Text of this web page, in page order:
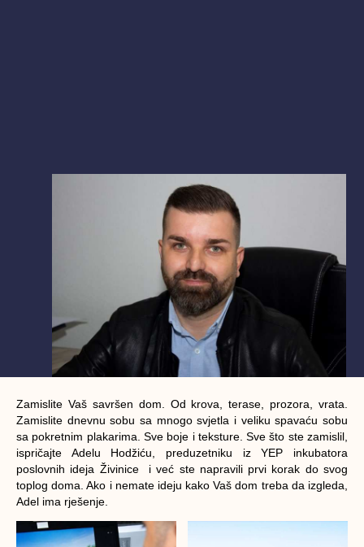
Zamislite Vaš savršen dom. Od krova, terase, prozora, vrata.
Zamislite dnevnu sobu sa mnogo svjetla i veliku spavaću sobu
sa pokretnim plakarima. Sve boje i teksture. Sve što ste zamislil,
ispričajte Adelu Hodžiću, preduzetniku iz YEP inkubatora
poslovnih ideja Živinice i već ste napravili prvi korak do svog
toplog doma. Ako i nemate ideju kako Vaš dom treba da izgleda,
Adel ima rješenje.